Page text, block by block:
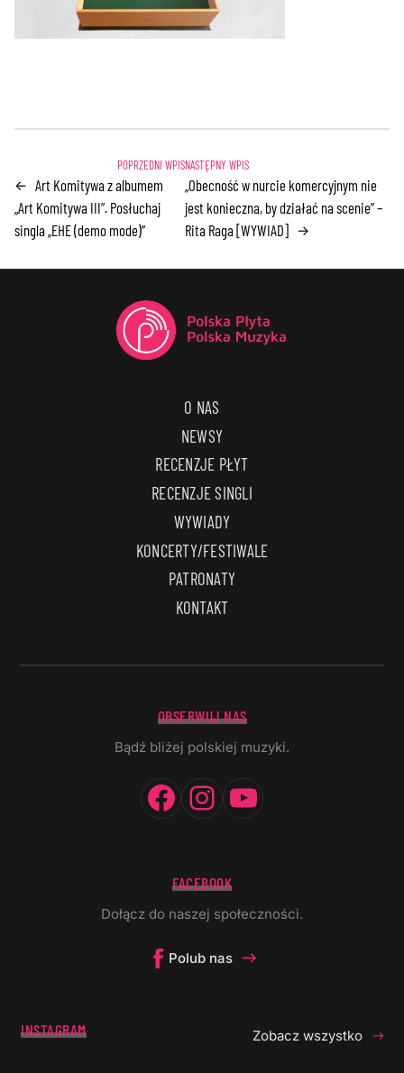
← Art Komitywa z albumem
„Art Komitywa III”. Posłuchaj
singla „EHE (demo mode)”
„Obecność w nurcie komercyjnym nie
jest konieczna, by działać na scenie” –
Rita Raga [WYWIAD] →
O NAS
NEWSY
RECENZJE PŁYT
RECENZJE SINGLI
WYWIADY
KONCERTY/FESTIWALE
PATRONATY
KONTAKT
OBSERWUJ NAS
Bądź bliżej polskiej muzyki.
Facebook
Instagram
FACEBOOK
Dołącz do naszej społeczności.
Polub nas
INSTAGRAM Zobacz wszystko